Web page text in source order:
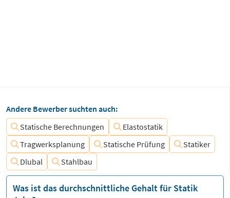
Andere Bewerber suchten auch:
Statische Berechnungen
Elastostatik
Tragwerksplanung
Statische Prüfung
Statiker
Dlubal
Stahlbau
Was ist das durchschnittliche Gehalt für Statik